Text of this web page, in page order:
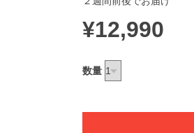
¥12,990
数量